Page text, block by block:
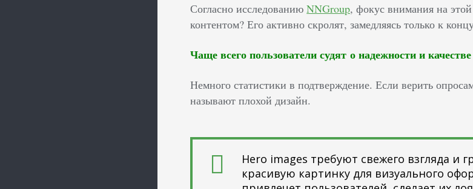
Согласно исследованиюNNGroup, фокус внимания на
контентом? Его активно скролят, замедляясь только к
Чаще всего пользователи судят о надежности и
Немного статистики в подтверждение. Если верить
называют плохой дизайн.
Hero images требуют свежего взгляда и
красивую картинку для визуального